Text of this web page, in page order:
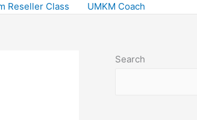
Reseller Class UMKM Coach
Search